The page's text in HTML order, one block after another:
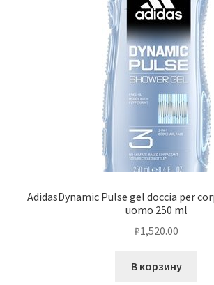
AdidasDynamic Pulse gel doccia per
uomo 250 ml
₽1,520.00
В корзину